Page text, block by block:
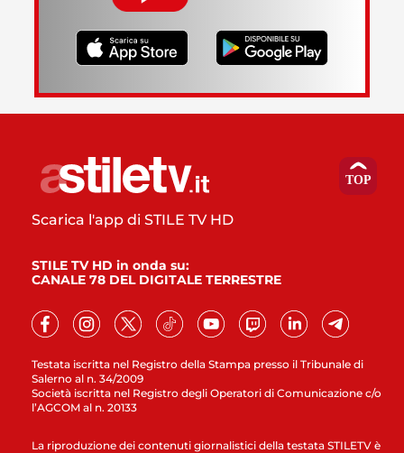
Testata iscritta nel Registro della Stampa presso il Tribunale di
Salerno al n. 34/2009
Società iscritta nel Registro degli Operatori di Comunicazione c/o
l’AGCOM al n. 20133
Scarica l'app di STILE TV HD
STILE TV HD in onda su:
CANALE 78 DEL DIGITALE TERRESTRE
La riproduzione dei contenuti giornalistici della testata STILETV è